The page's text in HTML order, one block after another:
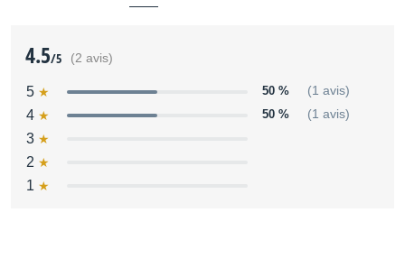
4.5/5 (2 avis)
5 50 % (1 avis)
4 50 % (1 avis)
3
2
1